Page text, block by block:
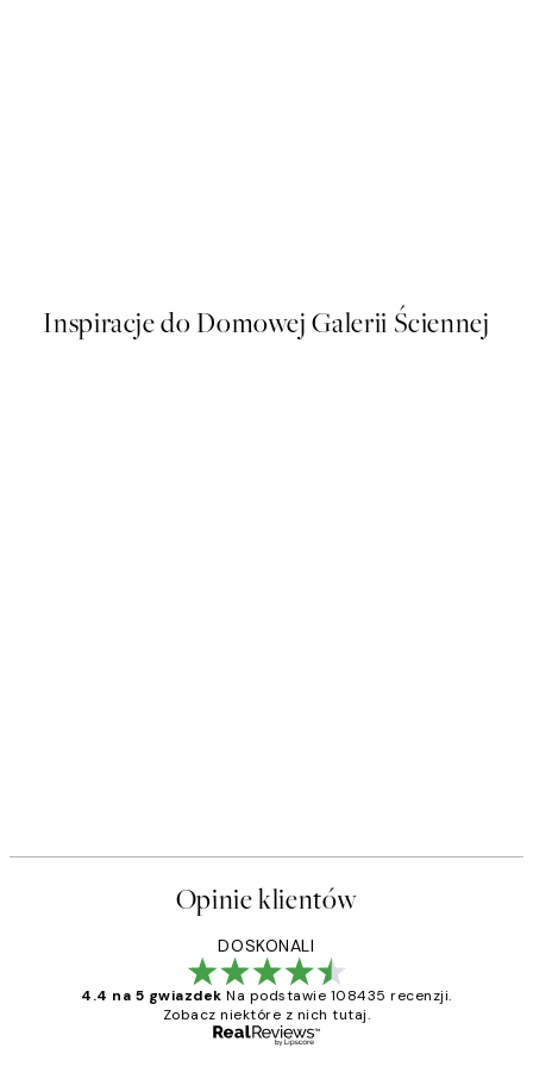
Inspiracje do Domowej Galerii Ściennej
Opinie klientów
DOSKONALI
4.4 na 5 gwiazdek Na podstawie 108435 recenzji.
Zobacz niektóre z nich tutaj.